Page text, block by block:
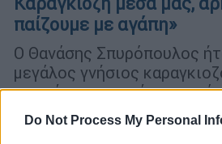
Do Not Process My Personal
παίζουμε με αγάπη»
Ο Θανάσης Σπυρόπουλος
μεγάλος γνήσιος
του «έφυγε» και ένα
Θα θυμόμαστε για πάντα
μας μάζευε μπροστά από